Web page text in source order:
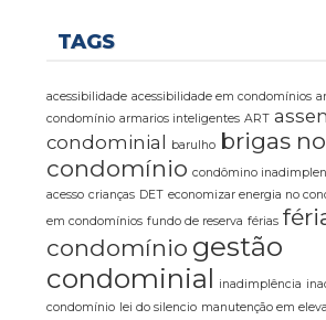
TAGS
acessibilidade acessibilidade em condomínios
condomínio armarios inteligentes ART
condominial
barulho brigas no
condomínio condômino
acesso crianças DET economizar energia no
em condomínios fundo de reserva férias
condomínio gestão
condominial inadimplência
condomínio lei do silencio manutenção em